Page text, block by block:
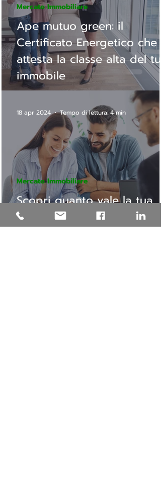
Ape mutuo green: il
Certificato Energetico che
attesta la classe alta del tuo
immobile
Mercato Immobiliare
Scopri quanto vale la tua
casa grazie alla valutazione
Mercato Immobiliare
18 apr 2024 Tempo di lettura: 4 min